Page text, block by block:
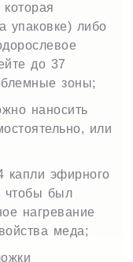
упаковке) либо
до 37
зоны;
наносить
или
капли эфирного
чтобы был
нагревание
меда;